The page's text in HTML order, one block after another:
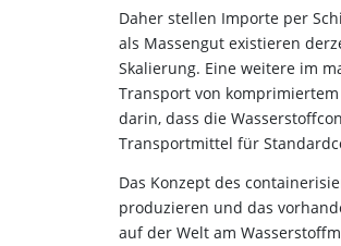
Daher stellen Importe per
als Massengut existieren
Skalierung. Eine weitere im
Transport von
darin, dass die
Transportmittel für
Das Konzept des
produzieren und das
auf der Welt am